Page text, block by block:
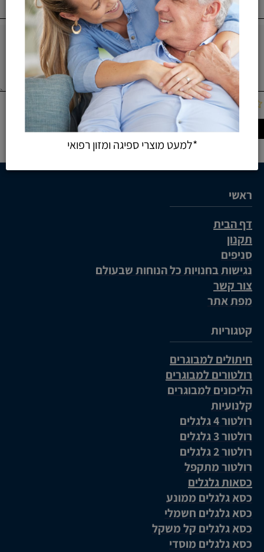
ראשי
דף הבית
תקנון
סניפים
נגישות בחנויות כל הנוחות שבעולם
צור קשר
מפת אתר
קטגוריות
חיתולים למבוגרים
רולטורים למבוגרים
הליכונים למבוגרים
קלנועיות
רולטור 4 גלגלים
רולטור 3 גלגלים
רולטור 2 גלגלים
רולטור מתקפל
כסאות גלגלים
כסא גלגלים ממונע
כסא גלגלים חשמלי
כסא גלגלים קל משקל
כסא גלגלים מוסדי
*למעט מוצרי ספיגה ומזון רפואי